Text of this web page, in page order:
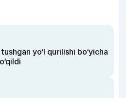
yo‘l qurilishi bo‘yicha